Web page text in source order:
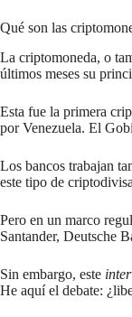
Qué son las
La criptomoneda, o
últimos meses su
Esta fue la primera
por Venezuela. El
Los bancos trabajan
este tipo de
Pero en un marco
Santander, Deutsche
Sin embargo, este
He aquí el debate: